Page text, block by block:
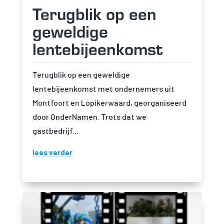
Terugblik op een
geweldige
lentebijeenkomst
Terugblik op een geweldige
lentebijeenkomst met ondernemers uit
Montfoort en Lopikerwaard, georganiseerd
door OnderNamen. Trots dat we
gastbedrijf...
lees verder